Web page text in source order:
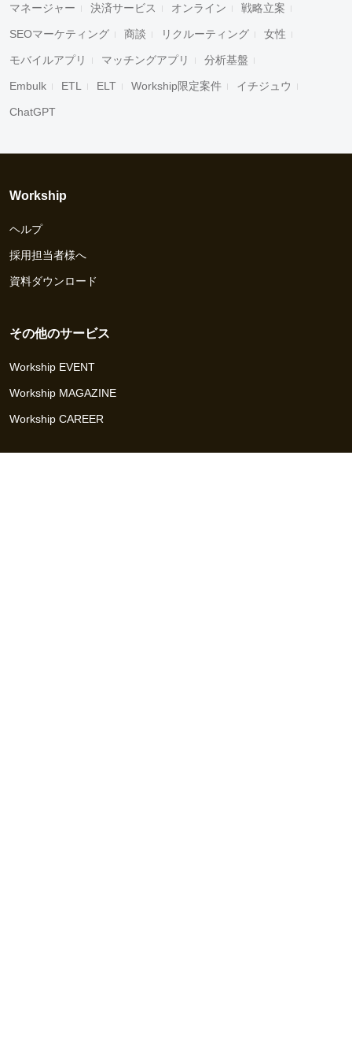
マネージャー 決済サービス オンライン 戦略立案
SEOマーケティング 商談 リクルーティング 女性
モバイルアプリ マッチングアプリ 分析基盤
Embulk ETL ELT Workship限定案件 イチジュウ
ChatGPT
Workship
ヘルプ
採用担当者様へ
資料ダウンロード
その他のサービス
Workship EVENT
Workship MAGAZINE
Workship CAREER